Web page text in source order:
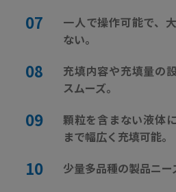
一人で操作可能で、
ない。
充填内容や充填量の
スムーズ。
顆粒を含まない液体
まで幅広く充填可能。
少量多品種の製品ニー